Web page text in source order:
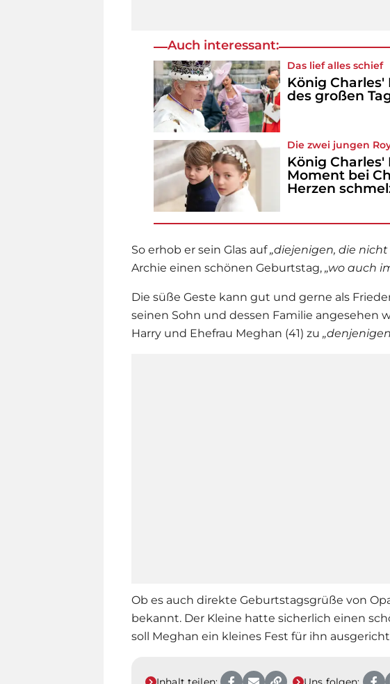
Auch interessant:
Das lief alles schief
König
des großen
Die zwei jungen
König
Moment bei
Herzen
So erhob er sein Glas auf„diejenigen, die
Archie einen schönen Geburtstag, „wo auch
Die süße Geste kann gut und gerne als
seinen Sohn und dessen Familie angesehen
Harry und Ehefrau Meghan (41) zu
Ob es auch direkte Geburtstagsgrüße von
bekannt. Der Kleine hatte sicherlich einen
soll Meghan ein kleines Fest für ihn